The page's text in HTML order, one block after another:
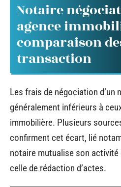
Notaire
agence
comparaison
transaction
Les frais de négociation d’un
généralement inférieurs à
immobilière. Plusieurs
confirment cet écart, lié
notaire mutualise son activité
celle de rédaction d’actes.